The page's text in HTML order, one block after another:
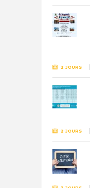
2 JOURS
2 JOURS